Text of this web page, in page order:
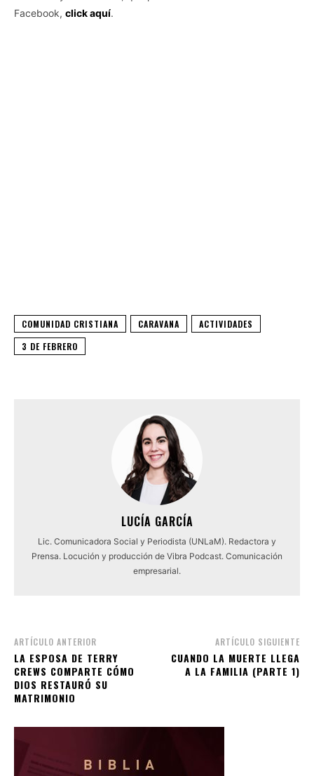
Facebook, click aquí.
COMUNIDAD CRISTIANA CARAVANA
ACTIVIDADES
3 DE FEBRERO
LUCÍA GARCÍA
Lic. Comunicadora Social y Periodista (UNLaM). Redactora y
Prensa. Locución y producción de Vibra Podcast. Comunicación
empresarial.
ARTÍCULO ANTERIOR
LA ESPOSA DE TERRY
CREWS COMPARTE CÓMO
DIOS RESTAURÓ SU
MATRIMONIO
ARTÍCULO SIGUIENTE
CUANDO LA MUERTE LLEGA
A LA FAMILIA (PARTE 1)